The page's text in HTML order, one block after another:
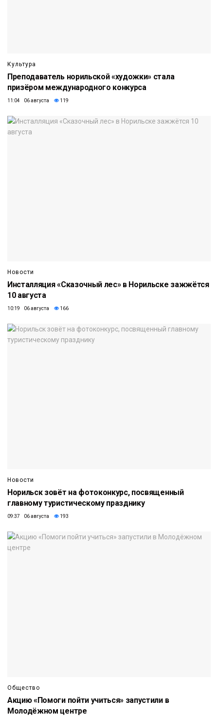
Культура
Преподаватель норильской «художки» стала
призёром международного конкурса
11:04 06 августа 119
Новости
Инсталляция «Сказочный лес» в Норильске зажжётся
10 августа
10:19 06 августа 166
Новости
Норильск зовёт на фотоконкурс, посвященный
главному туристическому празднику
09:37 06 августа 193
Общество
Акцию «Помоги пойти учиться» запустили в
Молодёжном центре